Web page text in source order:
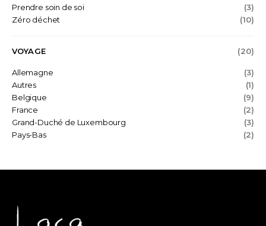
Prendre soin de soi
(3)
Zéro déchet
(10)
VOYAGE (20)
Allemagne
(3)
Autres
(1)
Belgique
(9)
France
(2)
Grand-Duché de Luxembourg
(3)
Pays-Bas
(2)